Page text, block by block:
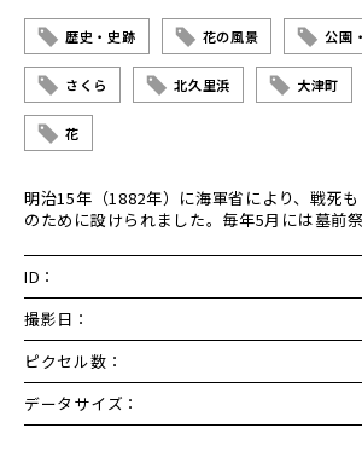
歴史・史跡 花の風景 公園
さくら 北久里浜 大津町
花
明治15年（1882年）に海軍省により、戦死
のために設けられました。毎年5月には墓前祭
ID：
撮影日：
ピクセル数：
データサイズ：